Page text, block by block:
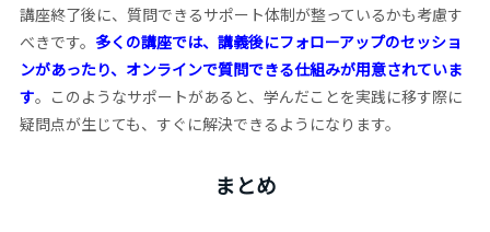
講座終了後に、質問できるサポート体制が整っているかも考慮す
べきです。 多くの講座では、講義後にフォローアップのセッショ
ンがあったり、オンラインで質問できる仕組みが用意されていま
す。このようなサポートがあると、学んだことを実践に移す際に
疑問点が生じても、すぐに解決できるようになります。
まとめ